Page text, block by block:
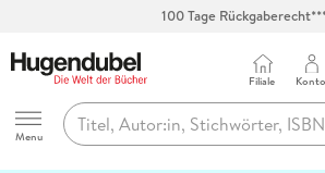
100 Tage
Hugendubel
Menu
Filiale Konto